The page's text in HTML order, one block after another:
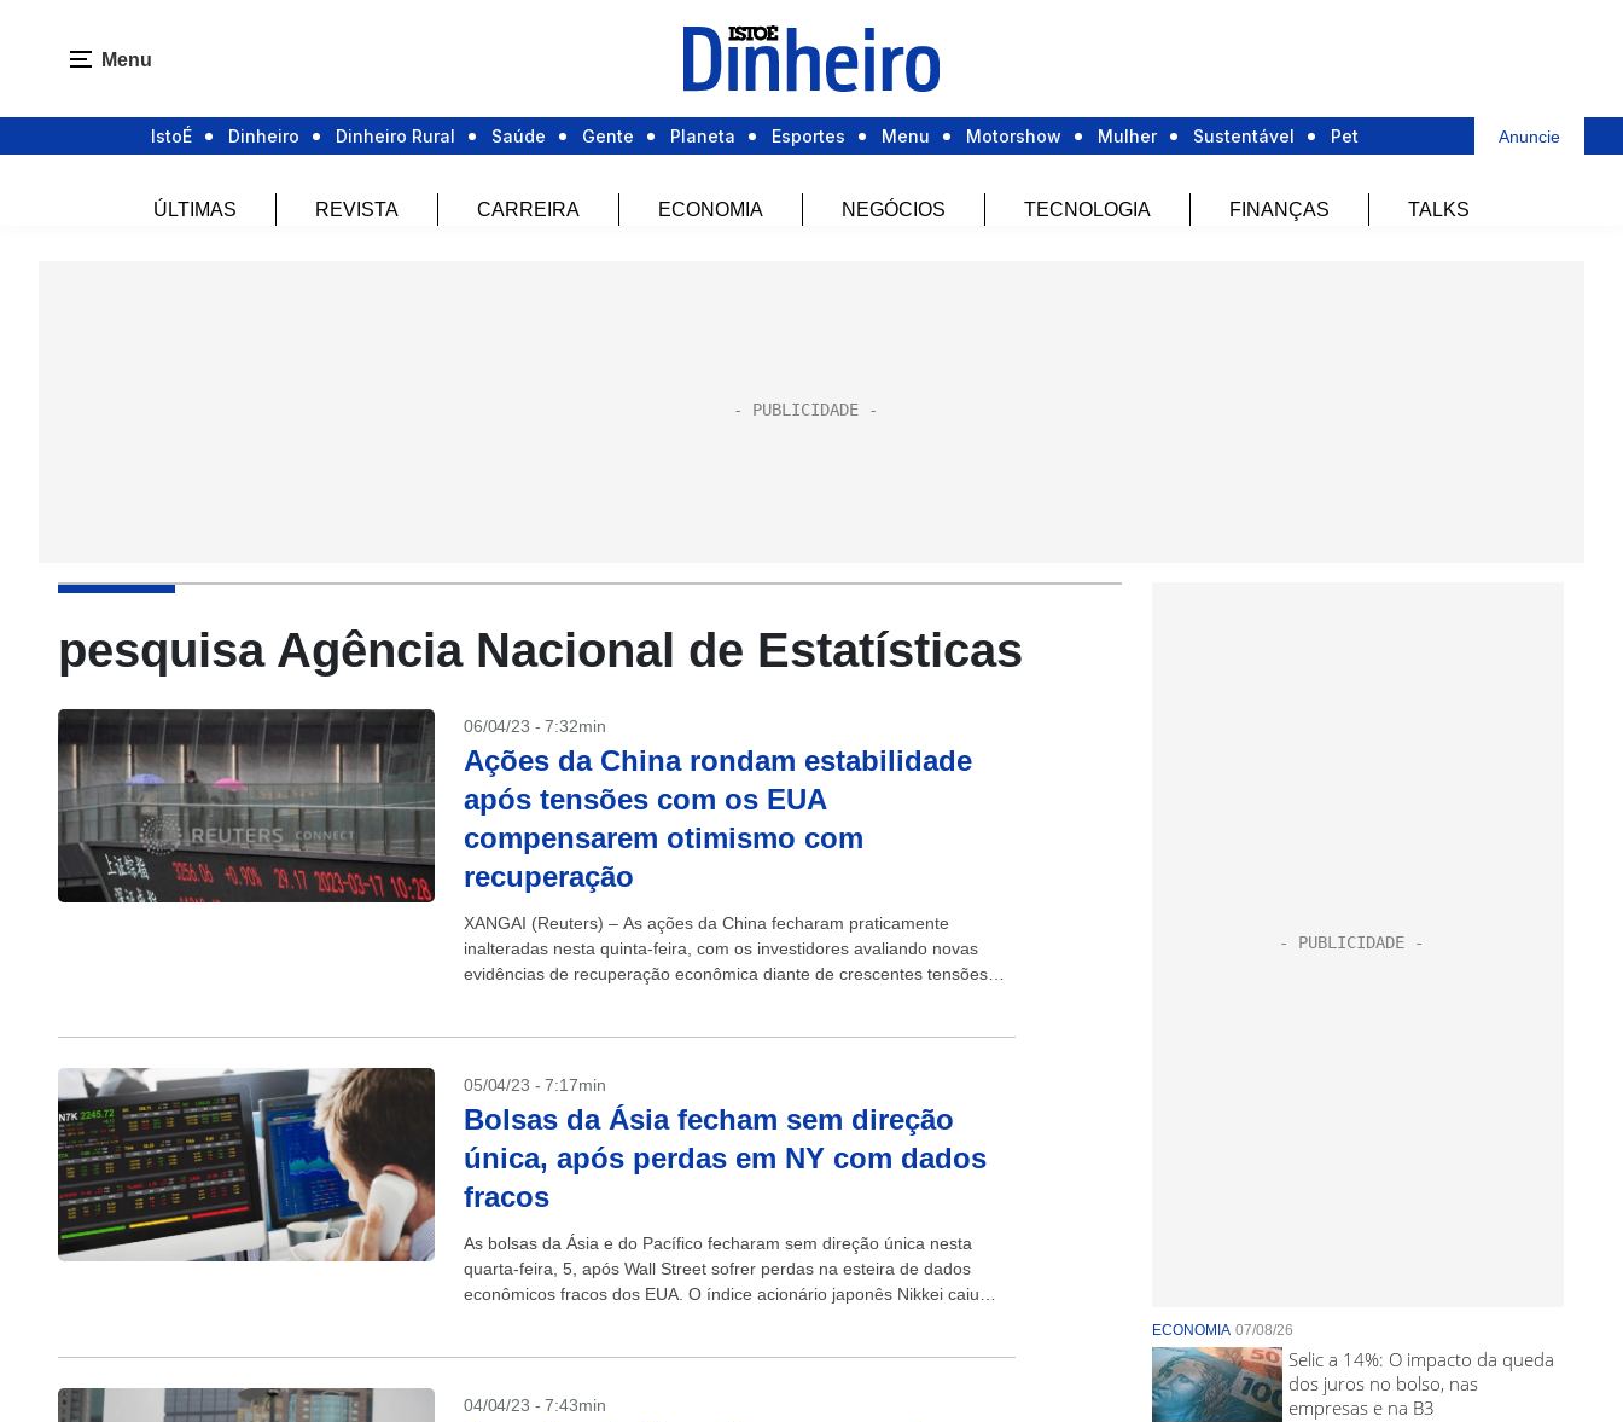
Menu
IstoÉ Dinheiro Dinheiro Rural Saúde Gente Planeta Esportes Menu Motorshow Mulher Sustentável Pet Anuncie
ÚLTIMAS REVISTA CARREIRA ECONOMIA NEGÓCIOS TECNOLOGIA FINANÇAS TALKS
pesquisa Agência Nacional de Estatísticas
06/04/23 - 7:32min
Ações da China rondam estabilidade
após tensões com os EUA
compensarem otimismo com
recuperação
XANGAI (Reuters) – As ações da China fecharam praticamente
inalteradas nesta quinta-feira, com os investidores avaliando novas
evidências de recuperação econômica diante de crescentes tensões
05/04/23 - 7:17min
Bolsas da Ásia fecham sem direção
única, após perdas em NY com dados
fracos
As bolsas da Ásia e do Pacífico fecharam sem direção única nesta
quarta-feira, 5, após Wall Street sofrer perdas na esteira de dados
econômicos fracos dos EUA. O índice acionário japonês Nikkei caiu
04/04/23 - 7:43min
ECONOMIA 07/08/26
Selic a 14%: O impacto da queda
dos juros no bolso, nas
empresas e na B3